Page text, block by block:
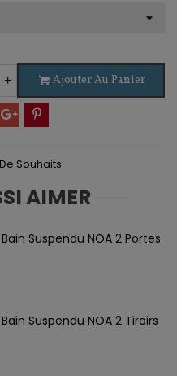
+ Ajouter Au Panier
Souhaits
AIMER
Suspendu NOA 2 Portes
Suspendu NOA 2 Tiroirs